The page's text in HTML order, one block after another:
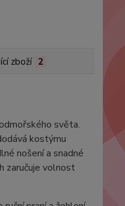
zboží 2
světa.
kostýmu
nošení a snadné
zaručuje volnost